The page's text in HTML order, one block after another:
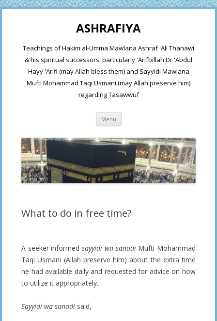
ASHRAFIYA
Teachings of Hakim al-Umma Mawlana Ashraf 'Ali Thanawi
& his spiritual successors, particularly 'Arifbillah Dr 'Abdul
Hayy 'Arifi (may Allah bless them) and Sayyidi Mawlana
Mufti Mohammad Taqi Usmani (may Allah preserve him)
regarding Tasawwuf
Menu Skip
content
What to do in free time?
A seeker informedsayyidi wa sanadiMufti Mohammad
Taqi Usmani (Allah preserve him) about the extra time
he had available daily and requested for advice on how
to utilize it appropriately.
Sayyidi wa sanadi said,